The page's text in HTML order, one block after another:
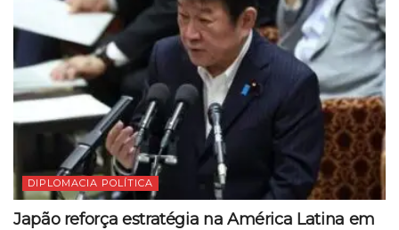
DIPLOMACIA POLÍTICA
Japão reforça estratégia na América Latina em